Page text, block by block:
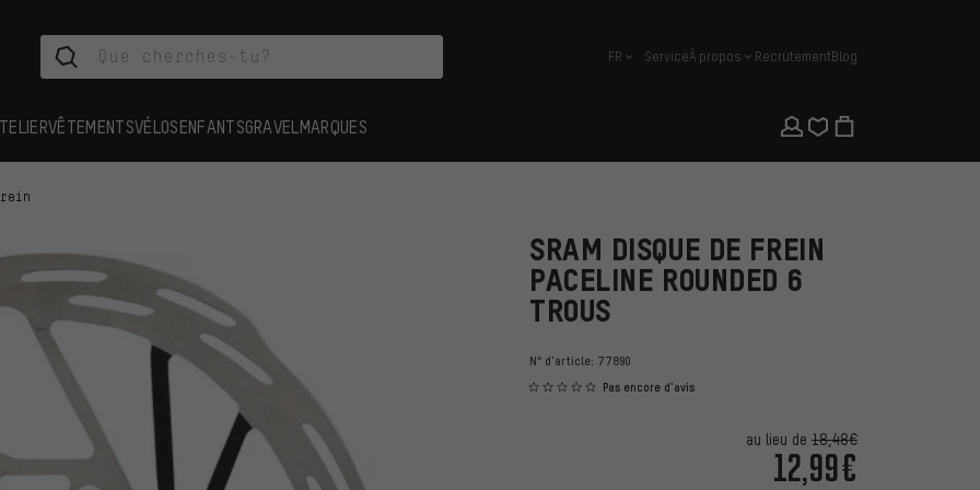
français
FR ServiceÀ propos RecrutementBlog
VÊTEMENTSVÉLOSENFANTSGRAVEL MARQUES
SRAM DISQUE DE FREIN
PACELINE ROUNDED 6
TROUS
N° d'article: 77890
Pas encore d'avis
au lieu de 18,48€
12,99€